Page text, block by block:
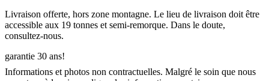
Livraison offerte, hors zone montagne. Le lieu de livraison doit être
accessible aux 19 tonnes et semi-remorque. Dans le doute,
consultez-nous.
garantie 30 ans!
Informations et photos non contractuelles. Malgré le soin que nous